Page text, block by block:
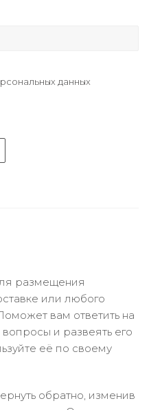
данных
размещения
или любого
вам ответить на
и развеять его
её по своему
обратно, изменив